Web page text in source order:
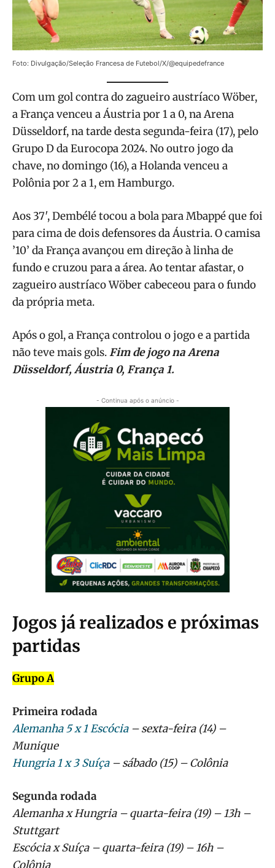
Foto: Divulgação/Seleção Francesa de Futebol/X/@equipedefrance
Com um gol contra do zagueiro austríaco Wöber,
a França venceu a Áustria por 1 a 0, na Arena
Düsseldorf, na tarde desta segunda-feira (17), pelo
Grupo D da Eurocopa 2024. No outro jogo da
chave, no domingo (16), a Holanda venceu a
Polônia por 2 a 1, em Hamburgo.
Aos 37′, Dembélé tocou a bola para Mbappé que foi
para cima de dois defensores da Áustria. O camisa
’10’ da França avançou em direção à linha de
fundo e cruzou para a área. Ao tentar afastar, o
zagueiro austríaco Wöber cabeceou para o fundo
da própria meta.
Após o gol, a França controlou o jogo e a partida
não teve mais gols.Fim de jogo na Arena
Düsseldorf, Áustria 0, França 1.
- Continua após o anúncio -
Jogos já realizados e próximas
partidas
Grupo A
Primeira rodada
Alemanha 5 x 1 Escócia– sexta-feira (14) –
Munique
Hungria 1 x 3 Suíça– sábado (15) – Colônia
Segunda rodada
Alemanha x Hungria – quarta-feira (19) – 13h –
Stuttgart
Escócia x Suíça – quarta-feira (19) – 16h –
Colônia